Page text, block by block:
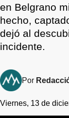
en Belgrano
hecho,
dejó al
incidente.
Por
Viernes, 13 de